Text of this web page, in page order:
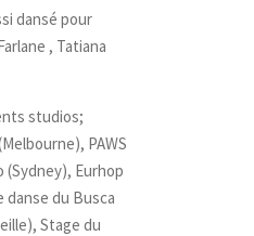
dansé pour
, Tatiana
studios;
PAWS
Eurhop
danse du Busca
Stage du